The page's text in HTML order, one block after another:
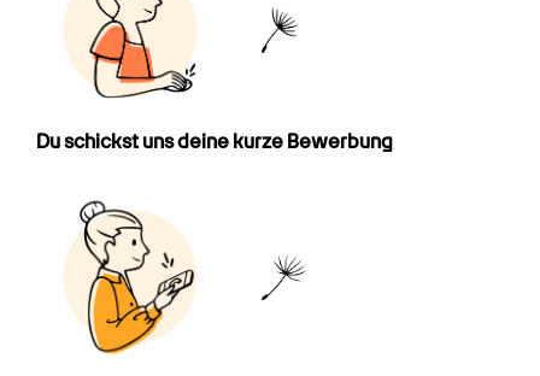
Du schickst uns deine kurze Bewerbung